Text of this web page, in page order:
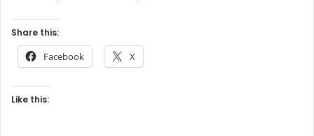
Share this:
Facebook X
Like this: